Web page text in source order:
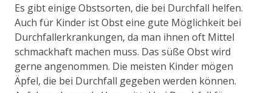
Es gibt einige Obstsorten, die bei Durchfall helfen.
Auch für Kinder ist Obst eine gute Möglichkeit bei
Durchfallerkrankungen, da man ihnen oft Mittel
schmackhaft machen muss. Das süße Obst wird
gerne angenommen. Die meisten Kinder mögen
Äpfel, die bei Durchfall gegeben werden können.